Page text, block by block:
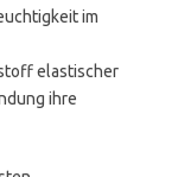
im
elastischer
ihre